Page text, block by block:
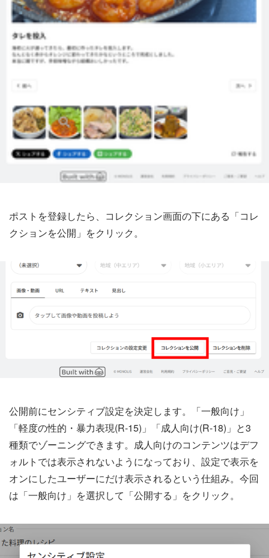
ポストを登録したら、コレクション画面の下にある「コレ
クションを公開」をクリック。
公開前にセンシティブ設定を決定します。「一般向け」
「軽度の性的・暴力表現(R-15)」「成人向け(R-18)」と3
種類でゾーニングできます。成人向けのコンテンツはデフ
ォルトでは表示されないようになっており、設定で表示を
オンにしたユーザーにだけ表示されるという仕組み。今回
は「一般向け」を選択して「公開する」をクリック。